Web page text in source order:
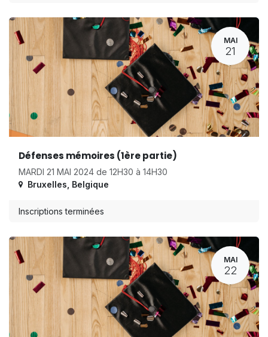
MAI
21
Défenses mémoires (1ère partie)
MARDI 21 MAI 2024 de 12H30 à 14H30
Bruxelles Belgique
Inscriptions terminées
MAI
22